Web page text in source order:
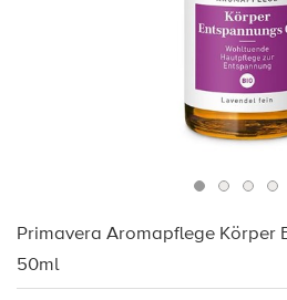
Primavera Aromapflege Körper
50ml